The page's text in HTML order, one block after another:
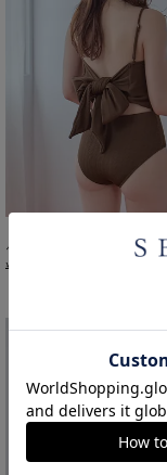
バックリボンデザインワン
¥